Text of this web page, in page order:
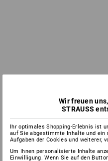
Wir freuen
STRAUSS
Ihr optimales Shopping-Erlebnis ist
auf Sie abgestimmte Inhalte und ein
Aufgaben der Cookies und weiterer,
Um Ihnen personalisierte Inhalte
Einwilligung. Wenn Sie auf den